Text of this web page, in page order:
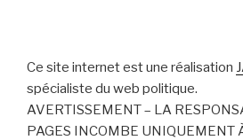
Ce site internet est une réalisation
spécialiste du web politique.
AVERTISSEMENT – LA
PAGES INCOMBE UNIQUEMENT